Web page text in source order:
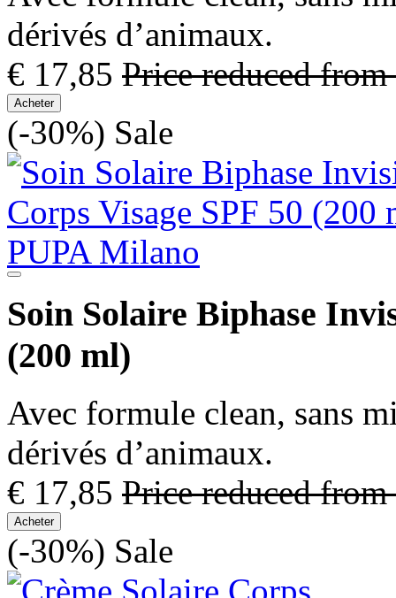
dérivés d’animaux.
€ 17,85 Price reduced from
Acheter
(-30%) Sale
Soin Solaire Biphase
(200 ml)
Avec formule clean, sans
dérivés d’animaux.
€ 17,85 Price reduced from
Acheter
(-30%) Sale